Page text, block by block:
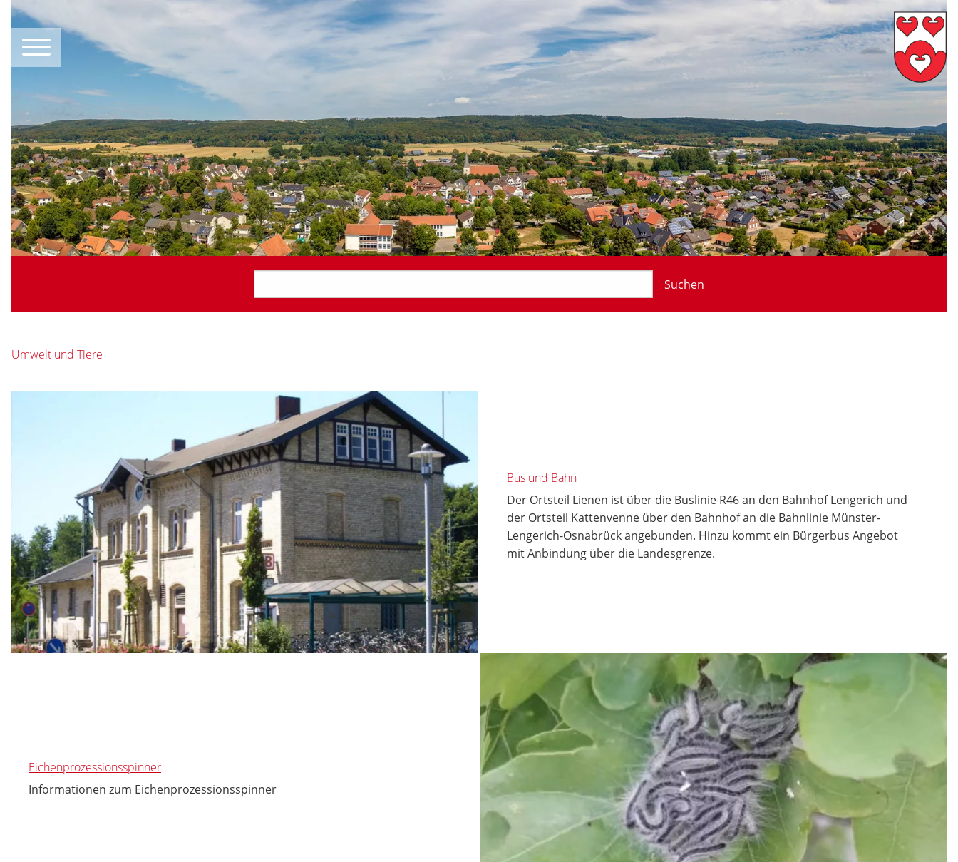
Suchen
Umwelt und Tiere
Bus und Bahn
Der Ortsteil Lienen ist über die Buslinie R46 an den Bahnhof Lengerich und
der Ortsteil Kattenvenne über den Bahnhof an die Bahnlinie Münster-
Lengerich-Osnabrück angebunden. Hinzu kommt ein Bürgerbus Angebot
mit Anbindung über die Landesgrenze.
Eichenprozessionsspinner
Informationen zum Eichenprozessionsspinner